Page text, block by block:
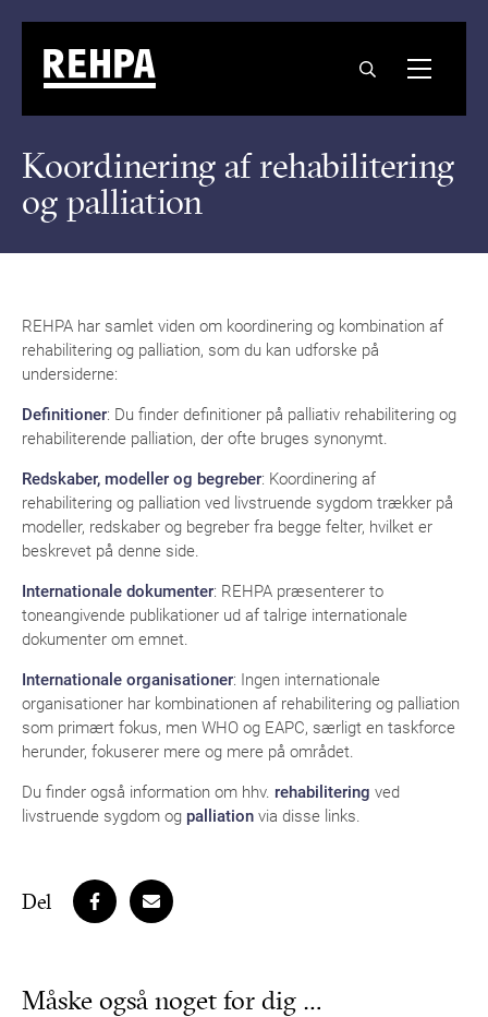
Koordinering af rehabilitering
og palliation
REHPA har samlet viden om koordinering og kombination af
rehabilitering og palliation, som du kan udforske på
undersiderne:
Definitioner: Du finder definitioner på palliativ rehabilitering og
rehabiliterende palliation, der ofte bruges synonymt.
Redskaber, modeller og begreber: Koordinering af
rehabilitering og palliation ved livstruende sygdom trækker på
modeller, redskaber og begreber fra begge felter, hvilket er
beskrevet på denne side.
Internationale dokumenter: REHPA præsenterer to
toneangivende publikationer ud af talrige internationale
dokumenter om emnet.
Internationale organisationer: Ingen internationale
organisationer har kombinationen af rehabilitering og palliation
som primært fokus, men WHO og EAPC, særligt en taskforce
herunder, fokuserer mere og mere på området.
Du finder også information om hhv. rehabilitering ved
livstruende sygdom og palliation via disse links.
Del
Måske også noget for dig …